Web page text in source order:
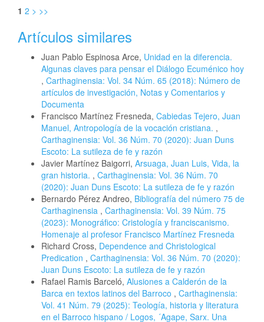
1 2 > >>
Artículos similares
Juan Pablo Espinosa Arce, Unidad en la diferencia.
Algunas claves para pensar el Diálogo Ecuménico hoy
, Carthaginensia: Vol. 34 Núm. 65 (2018): Número de
artículos de investigación, Notas y Comentarios y
Documenta
Francisco Martínez Fresneda, Cabiedas Tejero, Juan
Manuel, Antropología de la vocación cristiana. ,
Carthaginensia: Vol. 36 Núm. 70 (2020): Juan Duns
Escoto: La sutileza de fe y razón
Javier Martínez Baigorri, Arsuaga, Juan Luis, Vida, la
gran historia. , Carthaginensia: Vol. 36 Núm. 70
(2020): Juan Duns Escoto: La sutileza de fe y razón
Bernardo Pérez Andreo, Bibliografía del número 75 de
Carthaginensia , Carthaginensia: Vol. 39 Núm. 75
(2023): Monográfico: Cristología y franciscanismo.
Homenaje al profesor Francisco Martínez Fresneda
Richard Cross, Dependence and Christological
Predication , Carthaginensia: Vol. 36 Núm. 70 (2020):
Juan Duns Escoto: La sutileza de fe y razón
Rafael Ramis Barceló, Alusiones a Calderón de la
Barca en textos latinos del Barroco , Carthaginensia:
Vol. 41 Núm. 79 (2025): Teología, historia y literatura
en el Barroco hispano / Logos, ´Agape, Sarx. Una